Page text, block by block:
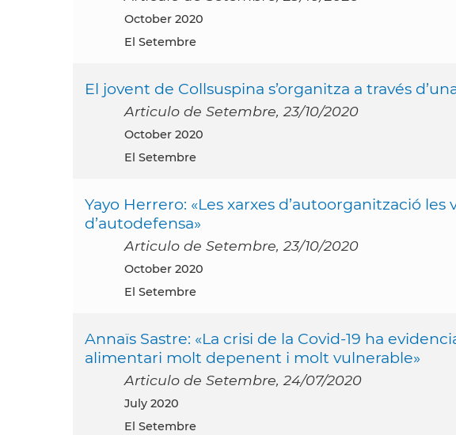
October 2020
El Setembre
El jovent de Collsuspina s’organitza a través
Articulo de Setembre, 23/10/2020
October 2020
El Setembre
Yayo Herrero: «Les xarxes d’autoorganització
d’autodefensa»
Articulo de Setembre, 23/10/2020
October 2020
El Setembre
Annaïs Sastre: «La crisi de la Covid-19 ha
alimentari molt depenent i molt vulnerable»
Articulo de Setembre, 24/07/2020
July 2020
El Setembre